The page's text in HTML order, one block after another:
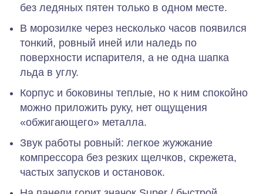
без ледяных пятен только в одном месте.
В морозилке через несколько часов появился
тонкий, ровный иней или наледь по
поверхности испарителя, а не одна шапка
льда в углу.
Корпус и боковины теплые, но к ним спокойно
можно приложить руку, нет ощущения
«обжигающего» металла.
Звук работы ровный: легкое жужжание
компрессора без резких щелчков, скрежета,
частых запусков и остановок.